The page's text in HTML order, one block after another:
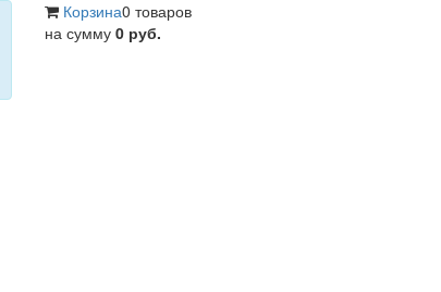
Корзина0 товаров
на сумму 0 руб.